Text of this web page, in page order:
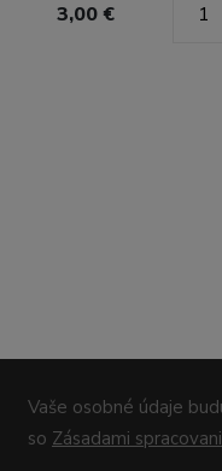
3,00 €
Vaše osobné údaje
so Zásadami